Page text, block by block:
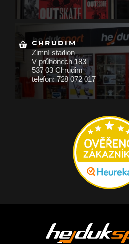
CHRUDIM
Zimní stadion
V průhonech 183
537 03 Chrudim
telefon: 728 072 017